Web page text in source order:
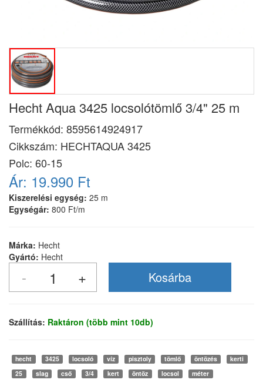
Hecht Aqua 3425 locsolótömlő 3/4" 25 m
Termékkód: 8595614924917
Cikkszám: HECHTAQUA 3425
Polc: 60-15
Ár: 19.990 Ft
Kiszerelési egység: 25 m
Egységár: 800 Ft/m
Márka: Hecht
Gyártó: Hecht
Szállítás: Raktáron (több mint 10db)
hecht 3425 locsoló víz pisztoly tömlő öntözés
kerti
25
slag cső 3/4 kert öntöz locsol
méter